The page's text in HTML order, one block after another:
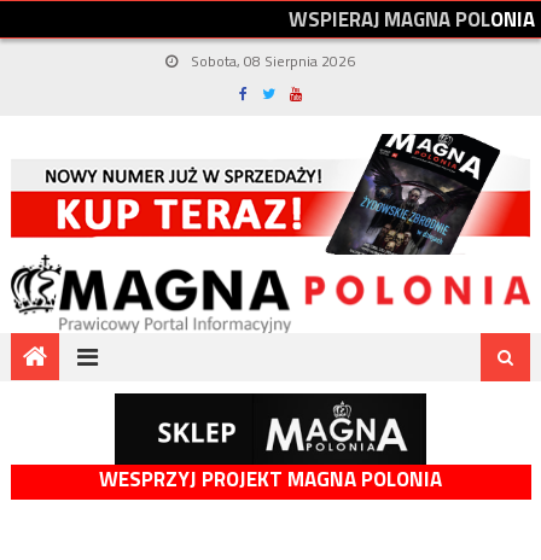
WSPIERAJMAGNAPOLONIA
Sobota, 08 Sierpnia 2026
WESPRZYJ PROJEKT MAGNA POLONIA